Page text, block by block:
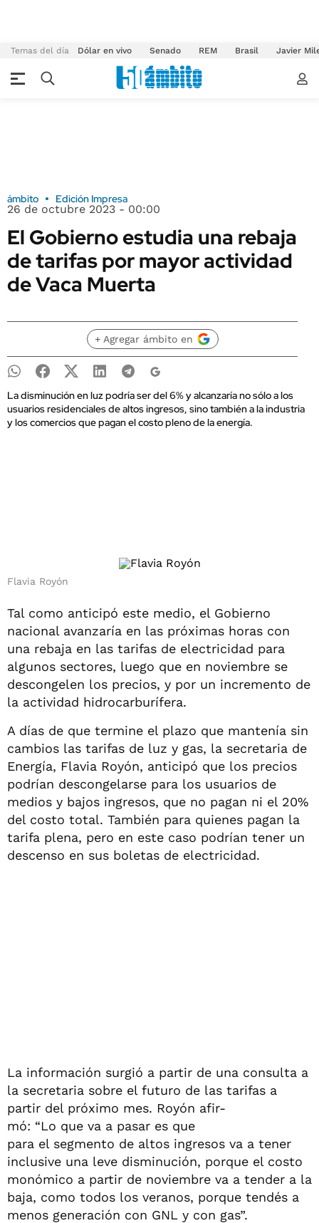
Temas del día Dólar en vivo Senado REM Brasil Javier
ámbito Edición Impresa
26 de octubre 2023 - 00:00
El Gobierno estudia una rebaja
de tarifas por mayor actividad
de Vaca Muerta
+ Agregar ámbito en
La disminución en luz podría ser del 6% y alcanzaría no sólo a los
usuarios residenciales de altos ingresos, sino también a la industria
y los comercios que pagan el costo pleno de la energía.
Flavia Royón
Tal como anticipó este medio, el Gobierno
nacional avanzaría en las próximas horas con
una rebaja en las tarifas de electricidad para
algunos sectores, luego que en noviembre se
descongelen los precios, y por un incremento de
la actividad hidrocarburífera.
A días de que termine el plazo que mantenía sin
cambios las tarifas de luz y gas, la secretaria de
Energía, Flavia Royón, anticipó que los precios
podrían descongelarse para los usuarios de
medios y bajos ingresos, que no pagan ni el 20%
del costo total. También para quienes pagan la
tarifa plena, pero en este caso podrían tener un
descenso en sus boletas de electricidad.
La información surgió a partir de una consulta a
la secretaria sobre el futuro de las tarifas a
partir del próximo mes. Royón afir-
mó: “Lo que va a pasar es que
para el segmento de altos ingresos va a tener
inclusive una leve disminución, porque el costo
monómico a partir de noviembre va a tender a la
baja, como todos los veranos, porque tendés a
menos generación con GNL y con gas”.